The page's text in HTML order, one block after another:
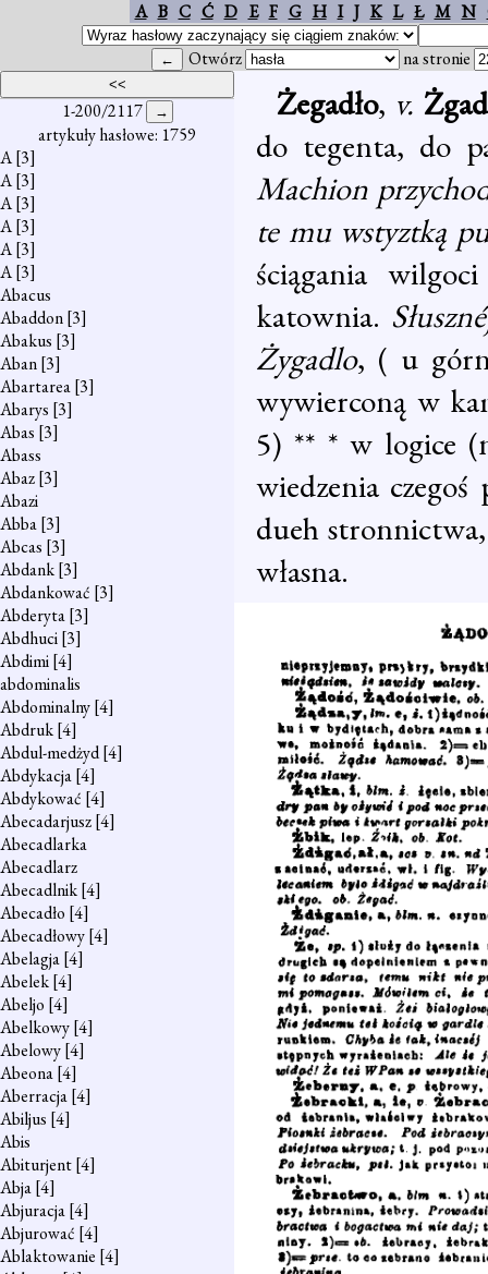
A B C Ć D E F G H I J K L Ł M N
Otwórz na stronie
1-200/2117
artykuły hasłowe: 1759
A[3]
A[3]
A[3]
A[3]
A[3]
A[3]
Abacus
Abaddon[3]
Abakus [3]
Aban[3]
Abartarea[3]
Abarys [3]
Abas [3]
Abass
Abaz[3]
Abazi
Abba[3]
Abcas [3]
Abdank[3]
Abdankować [3]
Abderyta[3]
Abdhuci[3]
Abdimi[4]
abdominalis
Abdominalny[4]
Abdruk[4]
Abdul-medżyd[4]
Abdykacja[4]
Abdykować [4]
Abecadarjusz[4]
Abecadlarka
Abecadlarz
Abecadlnik[4]
Abecadło [4]
Abecadłowy[4]
Abelagja[4]
Abelek[4]
Abeljo [4]
Abelkowy[4]
Abelowy[4]
Abeona[4]
Aberracja[4]
Abiljus [4]
Abis
Abiturjent[4]
Abja[4]
Abjuracja[4]
Abjurować [4]
Ablaktowanie [4]
Żegadło, v.
do tegenta, do
Machion
te mu wstyztką
ściągania
katownia.
Żygadlo, ( u
wywierconą w
5) ** * w logice
wiedzenia
dueh
własna.